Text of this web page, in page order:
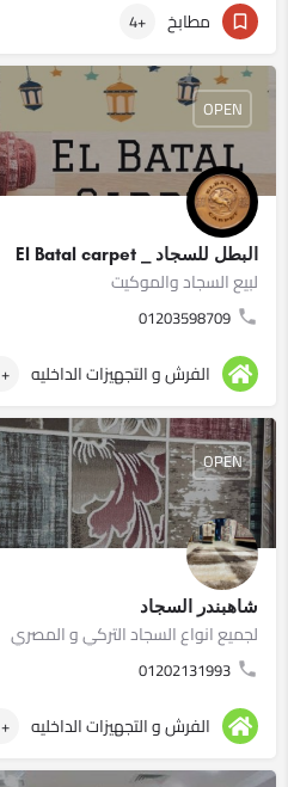
مطابخ +4
البطل للسجاد _ El Batal carpet
لبيع السجاد والموكيت
01203598709
OPEN
الفرش و التجهيزات الداخليه +1
شاهبندر السجاد
لجميع انواع السجاد التركي و المصري
01202131993
OPEN
الفرش و التجهيزات الداخليه +1